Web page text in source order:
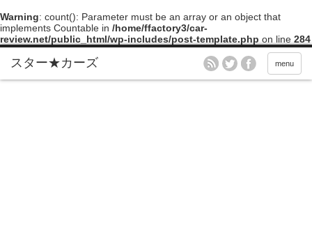
Warning: count(): Parameter must be an array or an object that
implements Countable in /home/ffactory3/car-
review.net/public_html/wp-includes/post-template.php on line 284
menu